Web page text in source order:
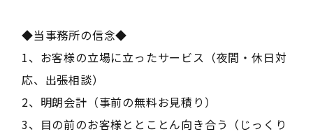
◆当事務所の信念◆
1、お客様の立場に立ったサービス（夜間・休日対
応、出張相談）
2、明朗会計（事前の無料お見積り）
3、目の前のお客様ととことん向き合う（じっくり